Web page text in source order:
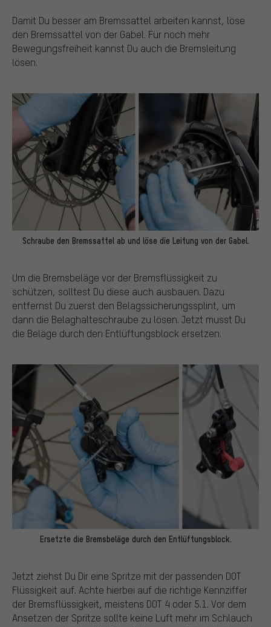
Damit Du besser am Bremssattel arbeiten kannst, löse
den Bremssattel von der Gabel. Für noch mehr
Bewegungsfreiheit kannst Du auch die Bremsleitung
lösen.
Schraube den Bremssattel ab und löse die Leitung von der Gabel.
Um die Bremsbeläge vor der Bremsflüssigkeit zu
schützen, solltest Du diese auch ausbauen. Dazu
entfernst Du zuerst den Belagssicherungssplint, um
dann die Belaghalteschraube zu lösen. Jetzt musst Du
die Beläge durch den Entlüftungsblock ersetzen.
Ersetzte die Bremsbeläge durch den Entlüftungsblock.
Jetzt ziehst Du Dir eine Spritze mit der passenden DOT
Flüssigkeit auf. Achte hierbei auf die richtige Kennziffer
der Bremsflüssigkeit, meistens DOT 4 oder 5.1. Vor dem
Ansetzen der Spritze sollte keine Luft mehr im Schlauch